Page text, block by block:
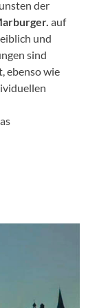
der
auf
und
sind
ebenso wie